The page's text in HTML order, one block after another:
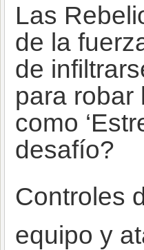
Las
de la
de
para robar
como
desafío?
Controles
equipo y